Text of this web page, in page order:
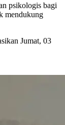
psikologis bagi
mendukung
Jumat, 03